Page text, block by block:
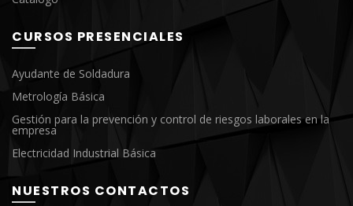
CURSOS PRESENCIALES
Ayudante de Soldadura
Metrología Básica
Gestión para la prevención y control de riesgos laborales en la
empresa
Electricidad Industrial Básica
NUESTROS CONTACTOS